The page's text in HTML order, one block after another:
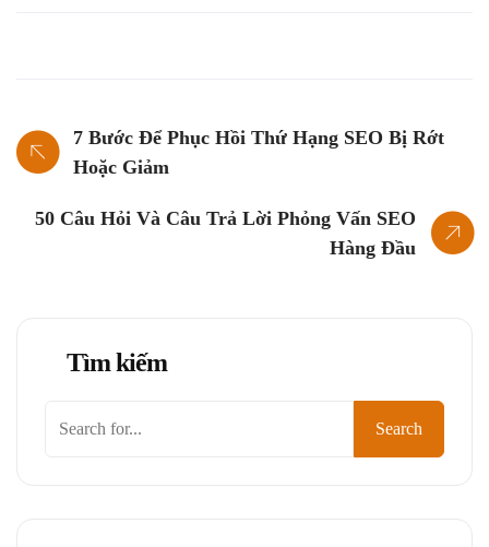
7 Bước Để Phục Hồi Thứ Hạng SEO Bị Rớt
Hoặc Giảm
50 Câu Hỏi Và Câu Trả Lời Phỏng Vấn SEO
Hàng Đầu
Tìm kiếm
Search